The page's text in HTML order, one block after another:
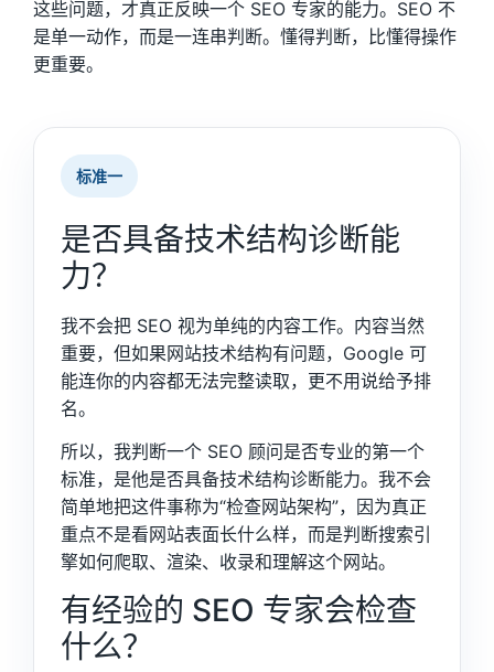
这些问题，才真正反映一个 SEO 专家的能力。SEO 不
是单一动作，而是一连串判断。懂得判断，比懂得操作
更重要。
标准一
是否具备技术结构诊断能
力？
我不会把 SEO 视为单纯的内容工作。内容当然
重要，但如果网站技术结构有问题，Google 可
能连你的内容都无法完整读取，更不用说给予排
名。
所以，我判断一个 SEO 顾问是否专业的第一个
标准，是他是否具备技术结构诊断能力。我不会
简单地把这件事称为“检查网站架构”，因为真正
重点不是看网站表面长什么样，而是判断搜索引
擎如何爬取、渲染、收录和理解这个网站。
有经验的 SEO 专家会检查
什么？